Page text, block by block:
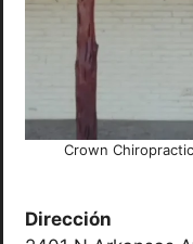
Crown
Dirección